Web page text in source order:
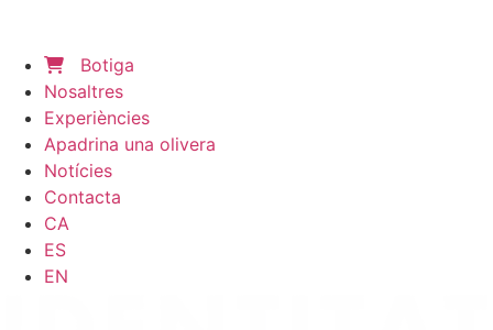
Botiga
Nosaltres
Experiències
Apadrina una olivera
Notícies
Contacta
CA
ES
EN